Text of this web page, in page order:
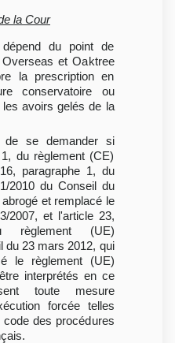
la Cour
du point de
et Oaktree
la prescription en
conservatoire ou
avoirs gelés de la
se demander si
du règlement (CE)
paragraphe 1, du
2010 du Conseil du
et remplacé le
2007, et l'article 23,
règlement (UE)
du 23 mars 2012, qui
le règlement (UE)
interprétés en ce
toute mesure
forcée telles
des procédures